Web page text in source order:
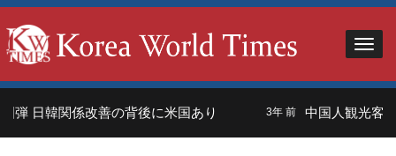
韓関係改善の背後に米国あり 中国人観光客＝外交